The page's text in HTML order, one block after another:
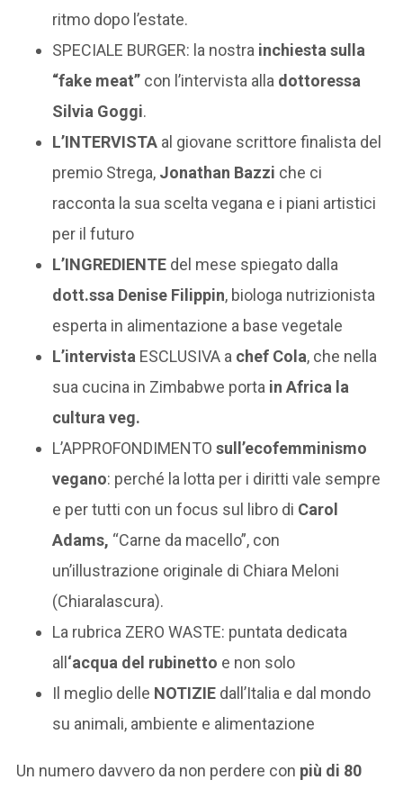
ritmo dopo l’estate.
SPECIALE BURGER: la nostra inchiesta sulla
“fake meat” con l’intervista alla dottoressa
Silvia Goggi.
L’INTERVISTA al giovane scrittore finalista del
premio Strega, Jonathan Bazzi che ci
racconta la sua scelta vegana e i piani artistici
per il futuro
L’INGREDIENTE del mese spiegato dalla
dott.ssa Denise Filippin, biologa nutrizionista
esperta in alimentazione a base vegetale
L’intervista ESCLUSIVA a chef Cola, che nella
sua cucina in Zimbabwe porta in Africa la
cultura veg.
L’APPROFONDIMENTO sull’ecofemminismo
vegano: perché la lotta per i diritti vale sempre
e per tutti con un focus sul libro di Carol
Adams, “Carne da macello”, con
un’illustrazione originale di Chiara Meloni
(Chiaralascura).
La rubrica ZERO WASTE: puntata dedicata
all ‘acqua del rubinetto e non solo
Il meglio delle NOTIZIE dall’Italia e dal mondo
su animali, ambiente e alimentazione
Un numero davvero da non perdere con più di 80